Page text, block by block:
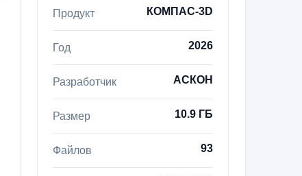
Продукт КОМПАС-3D
Год 2026
Разработчик АСКОН
Размер 10.9 ГБ
Файлов 93